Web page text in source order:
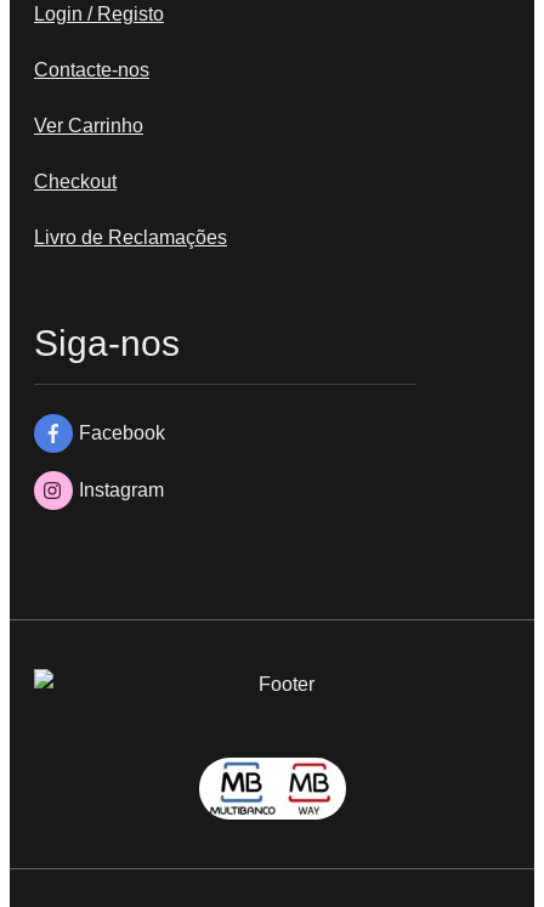
Login / Registo
Contacte-nos
Ver Carrinho
Checkout
Livro de Reclamações
Siga-nos
Facebook
Instagram